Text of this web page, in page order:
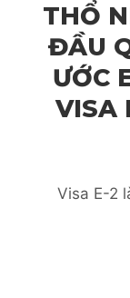
THỔ
ĐẦU
ƯỚC
VISA
Visa E-2